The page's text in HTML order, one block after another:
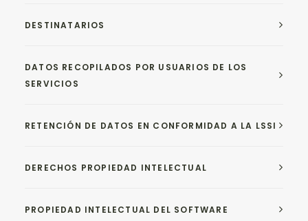
DESTINATARIOS
DATOS RECOPILADOS POR USUARIOS DE LOS
SERVICIOS
RETENCIÓN DE DATOS EN CONFORMIDAD A LA LSSI
DERECHOS PROPIEDAD INTELECTUAL
PROPIEDAD INTELECTUAL DEL SOFTWARE